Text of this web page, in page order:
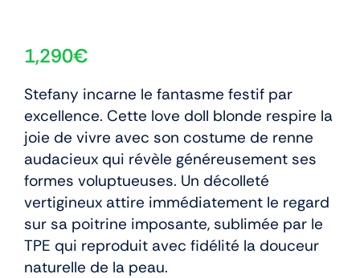
1,290€
Stefany incarne le fantasme festif par
excellence. Cette love doll blonde respire la
joie de vivre avec son costume de renne
audacieux qui révèle généreusement ses
formes voluptueuses. Un décolleté
vertigineux attire immédiatement le regard
sur sa poitrine imposante, sublimée par le
TPE qui reproduit avec fidélité la douceur
naturelle de la peau.